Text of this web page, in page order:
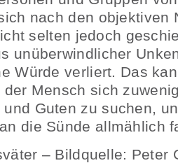
nach den objektiven
selten jedoch
unüberwindlicher
Würde verliert. Das
der Mensch sich
und Guten zu suchen,
die Sünde allmählich
– Bildquelle: Peter